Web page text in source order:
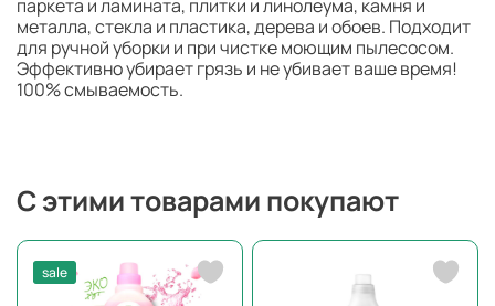
паркета и ламината, плитки и линолеума, камня и
металла, стекла и пластика, дерева и обоев. Подходит
для ручной уборки и при чистке моющим пылесосом.
Эффективно убирает грязь и не убивает ваше время!
100% смываемость.
С этими товарами покупают
sale